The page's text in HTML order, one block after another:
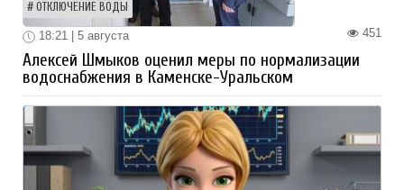
ОТКЛЮЧЕНИЕ ВОДЫ
451
18:21 | 5 августа
Алексей Шмыков оценил меры по нормализации
водоснабжения в Каменске-Уральском